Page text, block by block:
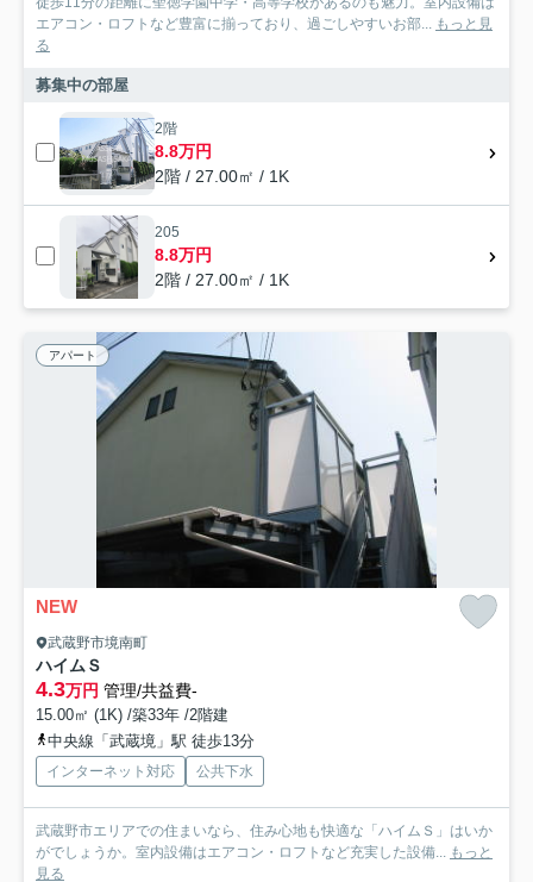
エアコン・ロフトなど豊富に揃っており、過ごしやすいお部... もっと見
る
募集中の部屋
2階
8.8万円
2階 / 27.00㎡ / 1K
205
8.8万円
2階 / 27.00㎡ / 1K
アパート
NEW
武蔵野市境南町
ハイムＳ
4.3万円 管理/共益費-
15.00㎡ (1K) /築33年 /2階建
中央線「武蔵境」駅 徒歩13分
インターネット対応 公共下水
武蔵野市エリアでの住まいなら、住み心地も快適な「ハイムＳ」はいか
がでしょうか。室内設備はエアコン・ロフトなど充実した設備... もっと
見る